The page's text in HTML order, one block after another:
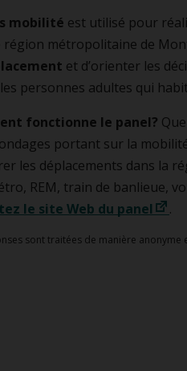
mobilité est utilisé pour
région métropolitaine de
et d’orienter les
personnes adultes qui
fonctionne le panel?
portant sur la
les déplacements dans la
REM, train de banlieue,
le site Web du panel
.
sont traitées de manière